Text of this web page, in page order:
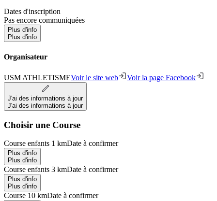
Dates d'inscription
Pas encore communiquées
Plus d'info
Plus d'info
Organisateur
USM ATHLETISMEVoir le site web Voir la page Facebook
J'ai des informations à jour
J'ai des informations à jour
Choisir une Course
Course enfants 1 kmDate à confirmer
Plus d'info
Plus d'info
Course enfants 3 kmDate à confirmer
Plus d'info
Plus d'info
Course 10 kmDate à confirmer